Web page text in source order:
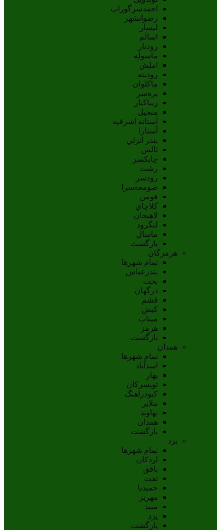
احمدسرگوراب
رضوانشهر
لیسار
اسالم
رودبار
ماسوله
املش
رودبنه
ماکلوان
بره‌سر
زیباکنار
منجیل
آستانه اشرفيه
آستارا
بندر انزلي
تالش
چابکسر
رشت
رودسر
صومعه‌سرا
فومن
کلاچاي
لاهيجان
لنگرود
ماسال
بازگشت
هرمزگان
تمام شهر‌ها
بندرعباس
تخت
درگهان
قشم
کيش
ميناب
هرمز
بازگشت
همدان
تمام شهر‌ها
اسدآباد
بهار
تويسرکان
کبودراهنگ
ملاير
نهاوند
همدان
بازگشت
یزد
تمام شهر‌ها
اردکان
بافق
تفت
حميديا
مهریز
ميبد
يزد
بازگشت